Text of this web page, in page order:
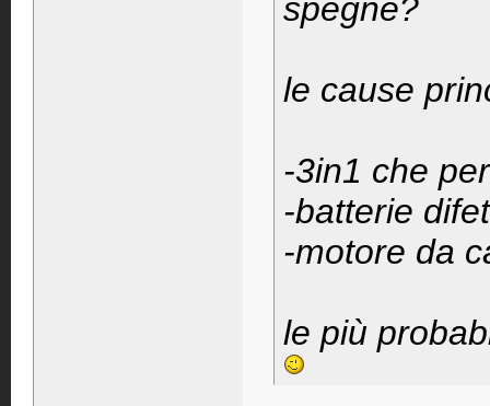
spegne?
le cause
-3in1 che
-batterie
-motore da
le più